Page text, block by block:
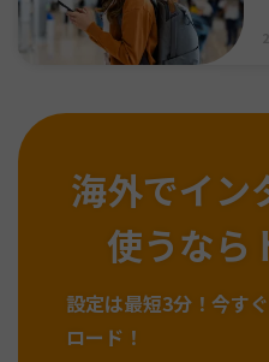
海外でイン
使うなら
設定は最短3分！ 今す
ロード！